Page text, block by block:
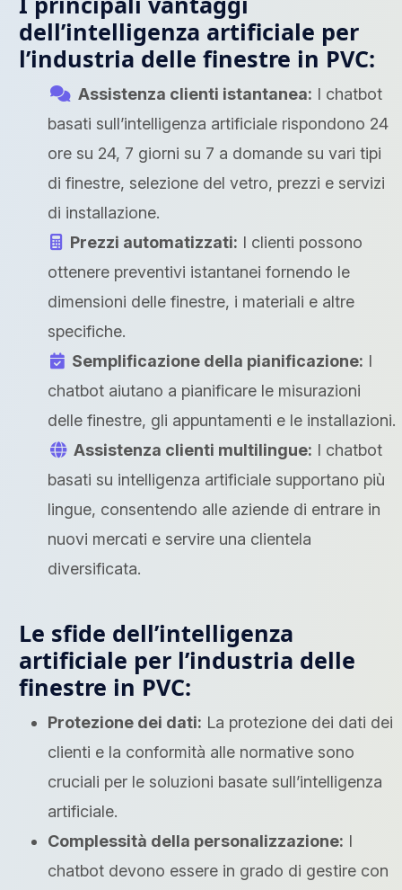
dell’intelligenza artificiale per
l’industria delle finestre in PVC:
Assistenza clienti istantanea: I chatbot
basati sull’intelligenza artificiale rispondono 24
ore su 24, 7 giorni su 7 a domande su vari tipi
di finestre, selezione del vetro, prezzi e servizi
di installazione.
Prezzi automatizzati: I clienti possono
ottenere preventivi istantanei fornendo le
dimensioni delle finestre, i materiali e altre
specifiche.
Semplificazione della pianificazione: I
chatbot aiutano a pianificare le misurazioni
delle finestre, gli appuntamenti e le installazioni.
Assistenza clienti multilingue: I chatbot
basati su intelligenza artificiale supportano più
lingue, consentendo alle aziende di entrare in
nuovi mercati e servire una clientela
diversificata.
Le sfide dell’intelligenza
artificiale per l’industria delle
finestre in PVC:
Protezione dei dati: La protezione dei dati dei
clienti e la conformità alle normative sono
cruciali per le soluzioni basate sull’intelligenza
artificiale.
Complessità della personalizzazione: I
chatbot devono essere in grado di gestire con